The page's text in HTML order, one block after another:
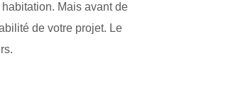
Mais avant de
de votre projet. Le